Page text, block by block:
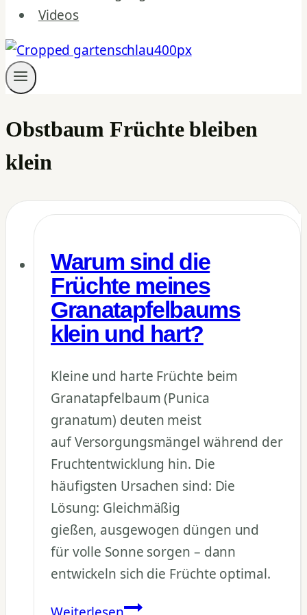
Videos
Obstbaum Früchte bleiben
klein
Warum sind die
Früchte meines
Granatapfelbaums
klein und hart?
Kleine und harte Früchte beim
Granatapfelbaum (Punica
granatum) deuten meist
auf Versorgungsmängel während der
Fruchtentwicklung hin. Die
häufigsten Ursachen sind: Die
Lösung: Gleichmäßig
gießen, ausgewogen düngen und
für volle Sonne sorgen – dann
entwickeln sich die Früchte optimal.
Warum